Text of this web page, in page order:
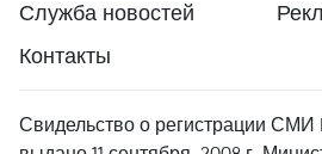
Служба новостей
Контакты
Свидельство о регистрации СМИ